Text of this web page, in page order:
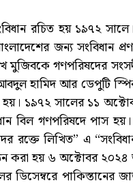
রচিত হয় ১৯৭২
জন্য
মুজিবকে গণপরিষদের
হামিদ আর ডেপুটি
১৯৭২ সালের ১১
বিল গণপরিষদে পাস
রক্তে লিখিত” এ
করা হয় ৬ অক্টোবর ২০২৪
ডিসেম্বরে পাকিস্তানের